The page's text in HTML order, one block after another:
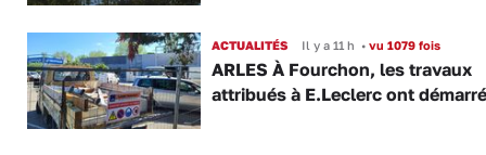
ACTUALITÉS Il y a 11 h •vu 1079 fois
ARLES À Fourchon, les travaux
attribués à E.Leclerc ont démarré